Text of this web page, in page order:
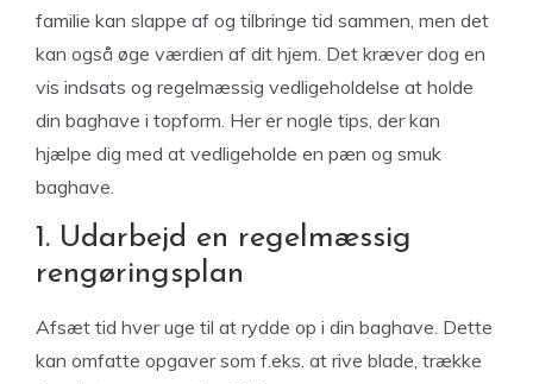
familie kan slappe af og tilbringe tid sammen, men det
kan også øge værdien af dit hjem. Det kræver dog en
vis indsats og regelmæssig vedligeholdelse at holde
din baghave i topform. Her er nogle tips, der kan
hjælpe dig med at vedligeholde en pæn og smuk
baghave.
1. Udarbejd en regelmæssig
rengøringsplan
Afsæt tid hver uge til at rydde op i din baghave. Dette
kan omfatte opgaver som f.eks. at rive blade, trække